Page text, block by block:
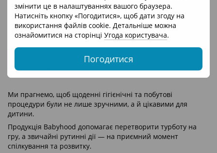
змінити це в налаштуваннях вашого браузера.
Натисніть кнопку «Погодитися», щоб дати згоду на
використання файлів cookie. Детальніше можна
ознайомитися на сторінці Угода користувача.
Погодитися
• ергономічний дизайн і зручність у користуванні;
• приємні на дотик, безпечні матеріали;
• м’які, гармонійні кольори, що створюють затишну
Турбота з перших днів
Ми прагнемо, щоб щоденні гігієнічні та побутові
процедури були не лише зручними, а й цікавими для
дитини.
Продукція Babyhood допомагає перетворити турботу на
гру, а звичайні рутинні дії — на приємний момент
спілкування та розвитку.